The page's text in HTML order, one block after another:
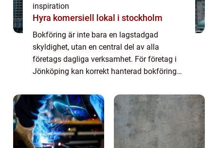
inspiration
Hyra komersiell lokal i stockholm
Bokföring är inte bara en lagstadgad
skyldighet, utan en central del av alla
företags dagliga verksamhet. För företag i
Jönköping kan korrekt hanterad bokföring